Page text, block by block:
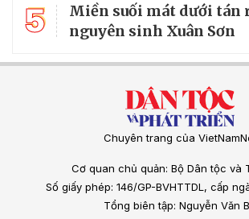
5
Miền suối mát dưới tán
nguyên sinh Xuân Sơn
Chuyên trang của
Cơ quan chủ quản: Bộ Dân tộc và
Số giấy phép: 146/GP-BVHTTDL, cấp
Tổng biên tập: Nguyễn Văn